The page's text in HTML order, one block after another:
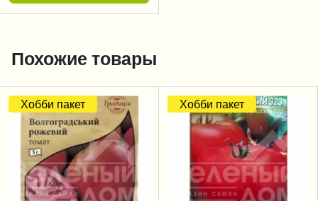
Похожие товары
Хобби пакет Хобби пакет